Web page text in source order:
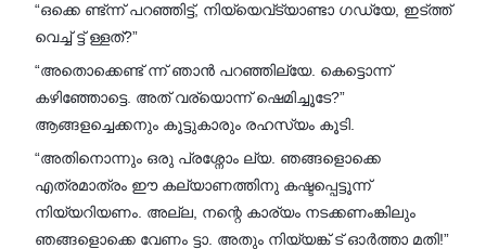
“ഒക്കെ ണ്ട്ന്ന് പറഞ്ഞിട്ട്, നിയ്യെവ്‌ട്യാണ്ടാ ഗഡ്യേ, ഇട്ത്ത്
വെച്ച് ട്ട് ള്ളത്?”
“അതൊക്കെണ്ട് ന്ന് ഞാൻ പറഞ്ഞില്യേ. കെട്ടൊന്ന്
കഴിഞ്ഞോട്ടെ. അത് വര്യൊന്ന് ഷെമിച്ചൂടേ?”
ആങ്ങളച്ചെക്കനും കൂട്ടുകാരും രഹസ്യം കൂടി.
“അതിനൊന്നും ഒരു പ്രശ്നോം ല്യ. ഞങ്ങളൊക്കെ
എത്രമാത്രം ഈ കല്യാണത്തിനു കഷ്ടപ്പെട്ടൂന്ന്
നിയ്യറിയണം. അല്ല, നന്റെ കാര്യം നടക്കണംങ്കിലും
ഞങ്ങളൊക്കെ വേണം ട്ടാ. അതും നിയ്യങ്ക് ട് ഓർത്താ മതി!”